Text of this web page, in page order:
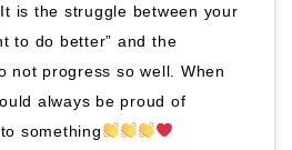
It is the struggle between your
to do better” and the
not progress so well. When
always be proud of
something